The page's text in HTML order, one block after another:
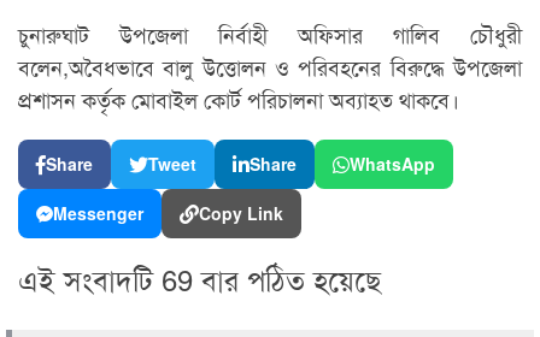
চুনারুঘাট উপজেলা নির্বাহী অফিসার গালিব চৌধুরী
বলেন,অবৈধভাবে বালু উত্তোলন ও পরিবহনের বিরুদ্ধে উপজেলা
প্রশাসন কর্তৃক মোবাইল কোর্ট পরিচালনা অব্যাহত থাকবে।
Share Tweet Share WhatsApp
Messenger Copy Link
এই সংবাদটি 69 বার পঠিত হয়েছে